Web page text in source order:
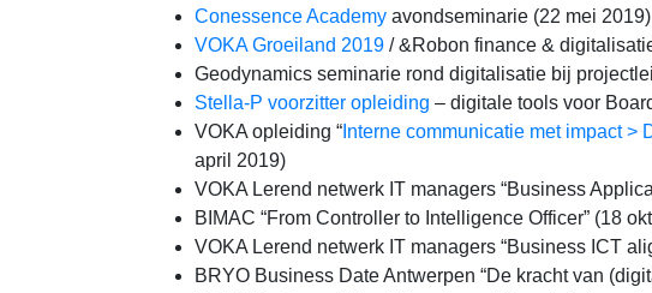
Conessence Academy avondseminarie (22 mei 2019)
VOKA Groeiland 2019 / &Robon finance &
Geodynamics seminarie rond digitalisatie bij
Stella-P voorzitter opleiding – digitale tools voor
VOKA opleiding “ Interne communicatie met impact
april 2019)
VOKA Lerend netwerk IT managers “Business
BIMAC “From Controller to Intelligence Officer” (18
VOKA Lerend netwerk IT managers “Business ICT
BRYO Business Date Antwerpen “De kracht van